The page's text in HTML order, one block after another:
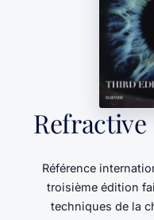
Référence
troisième édition
techniques de la